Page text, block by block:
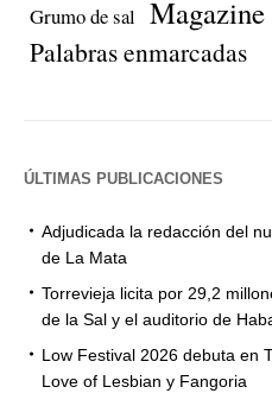
Grumo de sal Magazine
Palabras enmarcadas
ÚLTIMAS PUBLICACIONES
Adjudicada la redacción del
de La Mata
Torrevieja licita por 29,2
de la Sal y el auditorio de
Low Festival 2026 debuta en
Love of Lesbian y Fangoria